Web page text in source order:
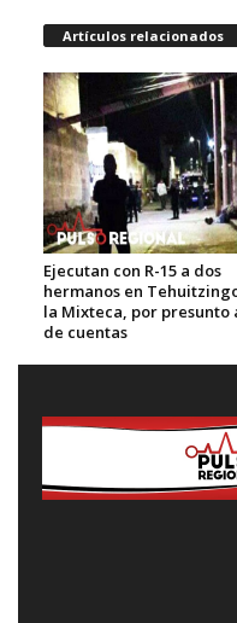
Artículos relacionados
Ejecutan con R-15 a dos
hermanos en
la Mixteca, por presunto
de cuentas